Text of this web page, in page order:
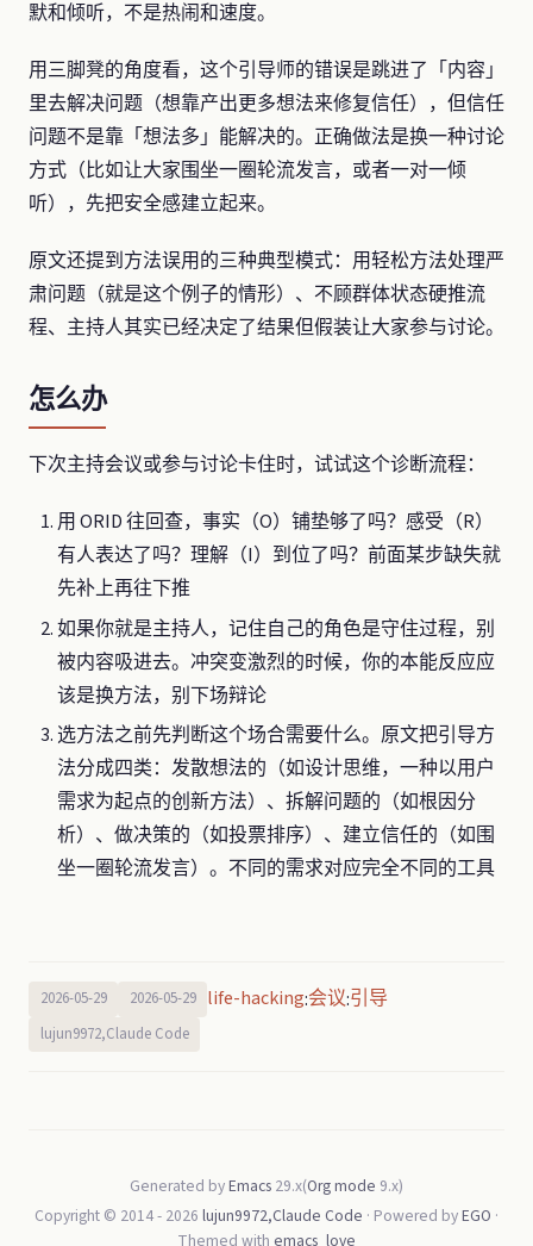
默和倾听，不是热闹和速度。
用三脚凳的角度看，这个引导师的错误是跳进了「内容」
里去解决问题（想靠产出更多想法来修复信任），但信任
问题不是靠「想法多」能解决的。正确做法是换一种讨论
方式（比如让大家围坐一圈轮流发言，或者一对一倾
听），先把安全感建立起来。
原文还提到方法误用的三种典型模式：用轻松方法处理严
肃问题（就是这个例子的情形）、不顾群体状态硬推流
程、主持人其实已经决定了结果但假装让大家参与讨论。
怎么办
下次主持会议或参与讨论卡住时，试试这个诊断流程：
用 ORID 往回查，事实（O）铺垫够了吗？感受（R）
有人表达了吗？理解（I）到位了吗？前面某步缺失就
先补上再往下推
如果你就是主持人，记住自己的角色是守住过程，别
被内容吸进去。冲突变激烈的时候，你的本能反应应
该是换方法，别下场辩论
选方法之前先判断这个场合需要什么。原文把引导方
法分成四类：发散想法的（如设计思维，一种以用户
需求为起点的创新方法）、拆解问题的（如根因分
析）、做决策的（如投票排序）、建立信任的（如围
坐一圈轮流发言）。不同的需求对应完全不同的工具
2026-05-29 2026-05-29 life-hacking:会议:引导
lujun9972,Claude Code
Generated byEmacs 29.x(Org mode 9.x)
Copyright © 2014 - 2026 lujun9972,Claude Code · Powered byEGO ·
Themed with emacs_love